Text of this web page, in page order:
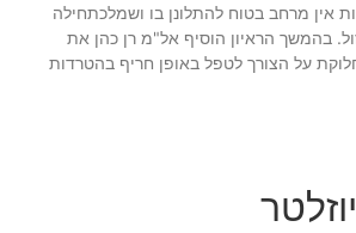
אין מרחב בטוח להתלונן בו ושמלכתחילה
בהמשך הראיון הוסיף אל"מ רן כהן את
על הצורך לטפל באופן חריף בהטרדות